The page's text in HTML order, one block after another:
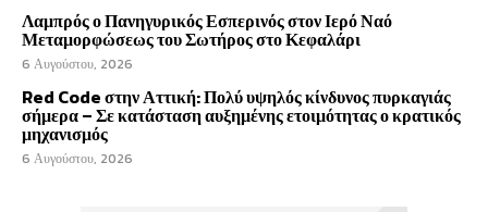
Λαμπρός ο Πανηγυρικός Εσπερινός στον Ιερό Ναό
Μεταμορφώσεως του Σωτήρος στο Κεφαλάρι
6 Αυγούστου, 2026
Red Code στην Αττική: Πολύ υψηλός κίνδυνος πυρκαγιάς
σήμερα – Σε κατάσταση αυξημένης ετοιμότητας ο κρατικός
μηχανισμός
6 Αυγούστου, 2026